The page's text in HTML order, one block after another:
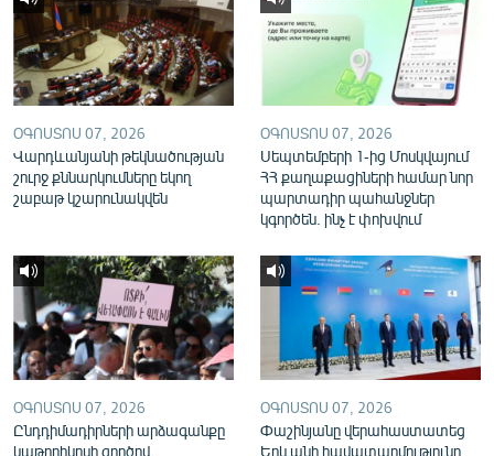
ՕԳՈՍՏՈՍ 07, 2026
Վարդևանյանի թեկնածության
շուրջ քննարկումները եկող
շաբաթ կշարունակվեն
ՕԳՈՍՏՈՍ 07, 2026
Սեպտեմբերի 1-ից Մոսկվայում
ՀՀ քաղաքացիների համար նոր
պարտադիր պահանջներ
կգործեն. ինչ է փոխվում
ՕԳՈՍՏՈՍ 07, 2026
Ընդդիմադիրների արձագանքը
կաթողիկոսի գործով
ՕԳՈՍՏՈՍ 07, 2026
Փաշինյանը վերահաստատեց
Երևանի հավատարմությունը